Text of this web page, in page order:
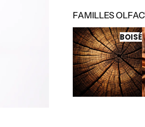
FAMILLES
BOISÉ